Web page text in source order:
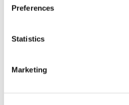
Preferences
Statistics
Marketing
präsentiert.